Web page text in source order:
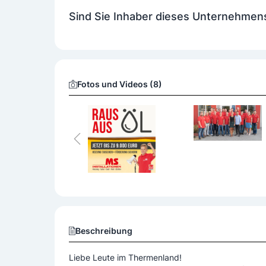
gewerbliche Installationen
innovative
Lüftungsanlagen
Sind Sie Inhaber dieses
Fotos und Videos (8)
Beschreibung
Liebe Leute im Thermenland!